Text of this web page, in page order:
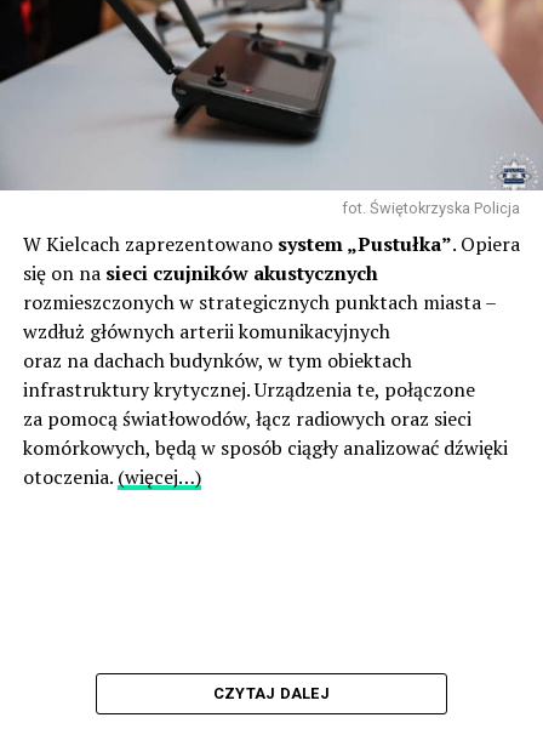
fot. Świętokrzyska Policja
W Kielcach zaprezentowano system „Pustułka”. Opiera
się on na sieci czujników akustycznych
rozmieszczonych w strategicznych punktach miasta –
wzdłuż głównych arterii komunikacyjnych
oraz na dachach budynków, w tym obiektach
infrastruktury krytycznej. Urządzenia te, połączone
za pomocą światłowodów, łącz radiowych oraz sieci
komórkowych, będą w sposób ciągły analizować dźwięki
otoczenia. (więcej…)
CZYTAJ DALEJ